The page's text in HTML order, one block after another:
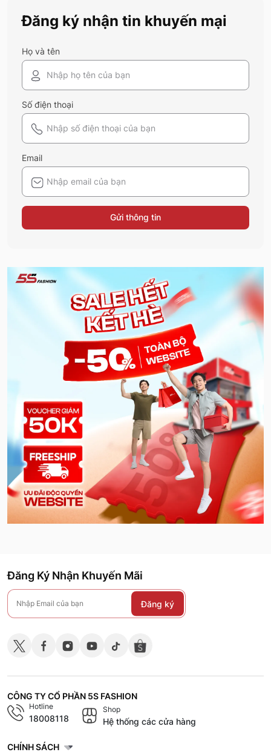
Đăng ký nhận tin khuyến mại
Họ và tên
Số điện thoại
Email
Gửi thông tin
Đăng Ký Nhận Khuyến Mãi
Đăng ký
CÔNG TY CỔ PHẦN 5S FASHION
Hotline
18008118
Shop
Hệ thống các cửa hàng
CHÍNH SÁCH